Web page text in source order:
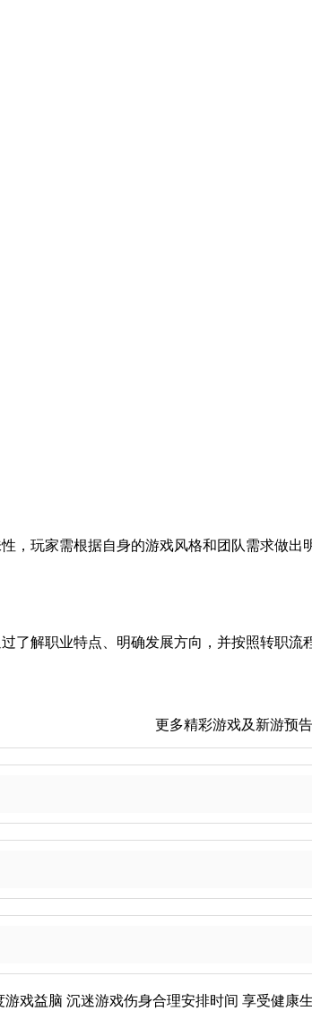
玩家需根据自身的游戏风格和团队需求做出
了解职业特点、明确发展方向，并按照转职流
更多精彩游戏及新游预
游戏益脑 沉迷游戏伤身合理安排时间 享受健康